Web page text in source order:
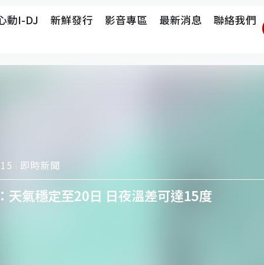
動i-DJ 新鮮發行 影音專區 最新消息 聯絡我們
即時新聞
天氣穩定至20日 日夜溫差可達15度